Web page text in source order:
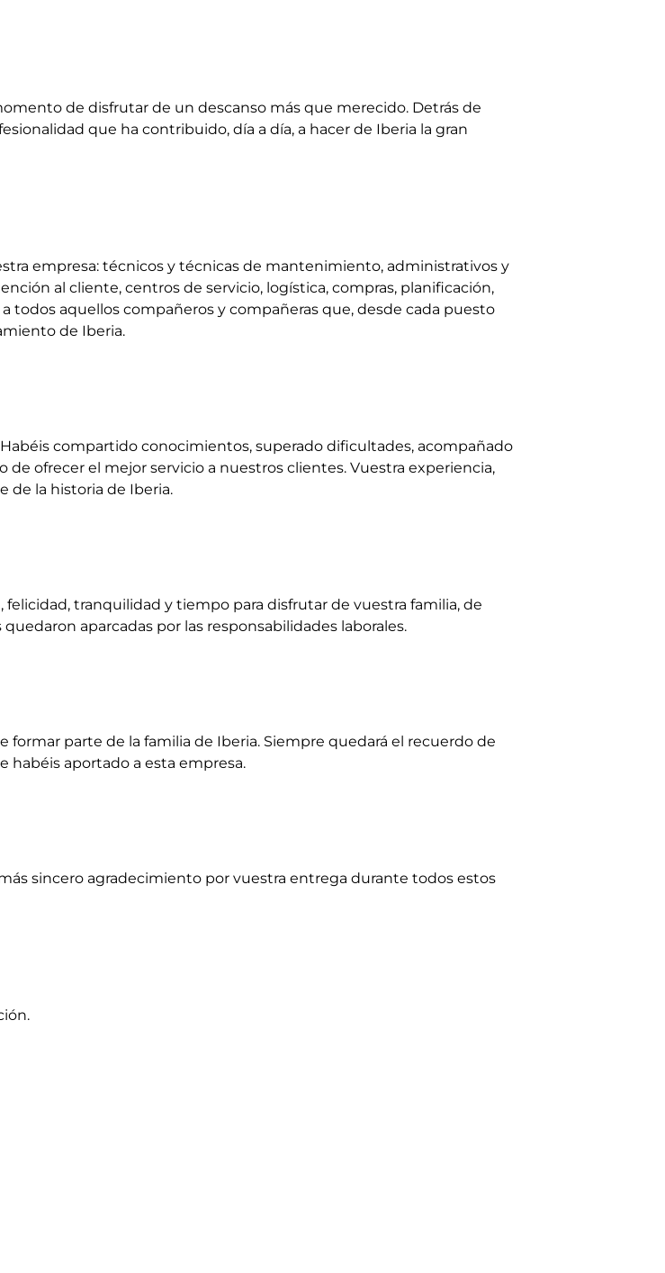
de disfrutar de un descanso más que merecido. Detrás de
que ha contribuido, día a día, a hacer de Iberia la gran
empresa: técnicos y técnicas de mantenimiento, administrativos y
al cliente, centros de servicio, logística, compras, planificación,
todos aquellos compañeros y compañeras que, desde cada puesto
de Iberia.
compartido conocimientos, superado dificultades, acompañado
ofrecer el mejor servicio a nuestros clientes. Vuestra experiencia,
de la historia de Iberia.
tranquilidad y tiempo para disfrutar de vuestra familia, de
aparcadas por las responsabilidades laborales.
parte de la familia de Iberia. Siempre quedará el recuerdo de
aportado a esta empresa.
sincero agradecimiento por vuestra entrega durante todos estos